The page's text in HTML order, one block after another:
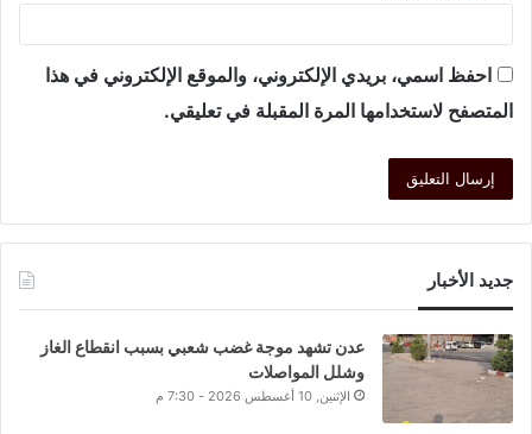
احفظ اسمي، بريدي الإلكتروني، والموقع الإلكتروني في هذا
المتصفح لاستخدامها المرة المقبلة في تعليقي.
جديد الأخبار
عدن تشهد موجة غضب شعبي بسبب انقطاع الغاز
وشلل المواصلات
الإثنين, 10 أغسطس 2026 - 7:30 م